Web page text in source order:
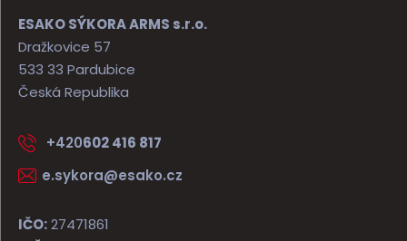
ESAKO SÝKORA ARMS s.r.o.
Dražkovice 57
533 33 Pardubice
Česká Republika
+420602 416 817
e.sykora@esako.cz
IČO:27471861